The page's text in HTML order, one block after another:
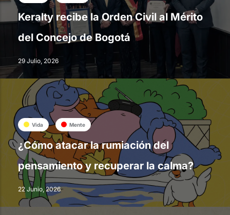
Keralty recibe la Orden Civil al Mérito
del Concejo de Bogotá
29 Julio, 2026
Vida Mente
¿Cómo atacar la rumiación del
pensamiento y recuperar la calma?
22 Junio, 2026